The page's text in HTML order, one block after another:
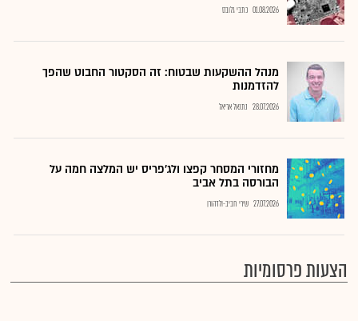
01.08.2026 כתבי גלובס
מנהל ההשקעות שבטוח: זה הסקטור החבוט שהפך
להזדמנות
28.07.2026 נתנאל אריאל
מחזורי המסחר קפצו ולג'פריס יש המלצה חמה על
הבורסה בתל אביב
27.07.2026 שירי חביב-ולדהורן
הצעות פרסומיות